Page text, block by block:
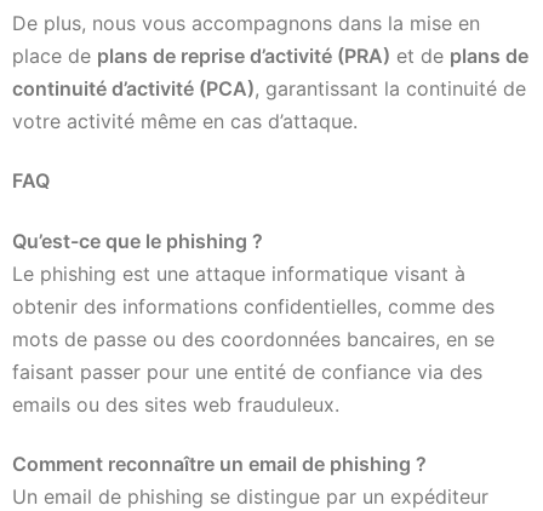
De plus, nous vous accompagnons dans la mise en
place de plans de reprise d’activité (PRA) et de plans de
continuité d’activité (PCA), garantissant la continuité de
votre activité même en cas d’attaque.
FAQ
Qu’est-ce que le phishing ?
Le phishing est une attaque informatique visant à
obtenir des informations confidentielles, comme des
mots de passe ou des coordonnées bancaires, en se
faisant passer pour une entité de confiance via des
emails ou des sites web frauduleux.
Comment reconnaître un email de phishing ?
Un email de phishing se distingue par un expéditeur